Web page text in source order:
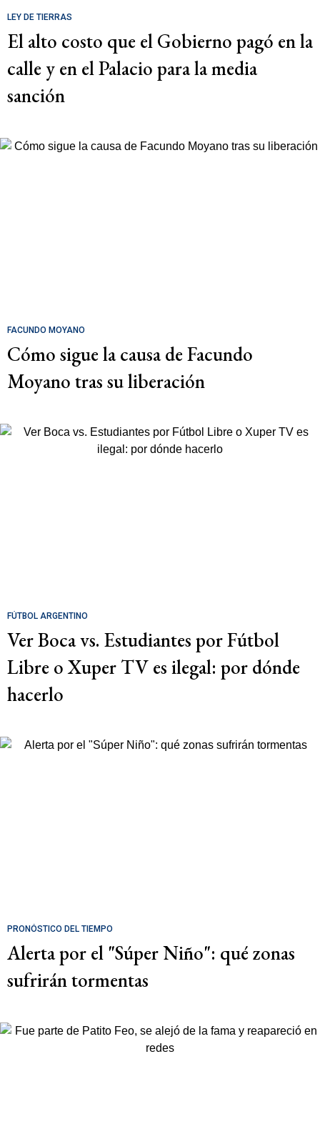
LEY DE TIERRAS
El alto costo que el Gobierno pagó en la
calle y en el Palacio para la media
sanción
FACUNDO MOYANO
Cómo sigue la causa de Facundo
Moyano tras su liberación
FÚTBOL ARGENTINO
Ver Boca vs. Estudiantes por Fútbol
Libre o Xuper TV es ilegal: por dónde
hacerlo
PRONÓSTICO DEL TIEMPO
Alerta por el "Súper Niño": qué zonas
sufrirán tormentas